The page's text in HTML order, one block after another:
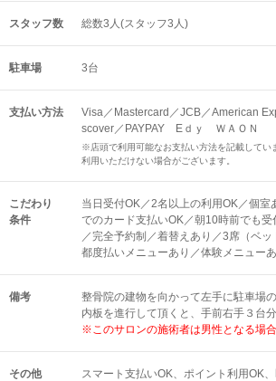
スタッフ数 総数3人(スタッフ3人)
駐車場 3台
支払い方法
Visa／Mastercard／JCB／American
scover／PAYPAY Eｄｙ ＷＡＯＮ
※店頭で利用可能なお支払い方法を記載してい
利用いただけない場合がございます。
こだわり
条件
当日受付OK／2名以上の利用OK／個室
でのカード支払いOK／朝10時前でも
／完全予約制／着替えあり／3席（ベ
都度払いメニューあり／体験メニュー
備考
整骨院の建物を向かって左手に駐車場
内板を進行して頂くと、手前右手３台
※このサロンの施術者は男性となる場合
その他 スマート支払いOK ポイント利用OK